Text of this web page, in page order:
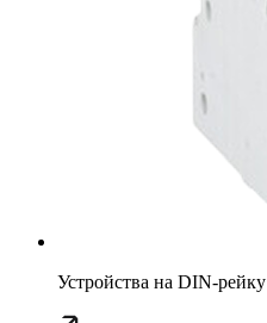
Устройства на DIN-рейку